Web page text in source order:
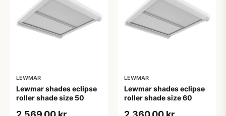
LEWMAR
Lewmar shades eclipse
roller shade size 50
LEWMAR
Lewmar shades eclipse
roller shade size 60